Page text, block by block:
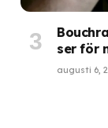
ser för
augusti 6,